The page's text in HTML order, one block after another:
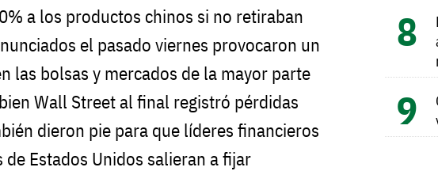
a los productos chinos si no retiraban
el pasado viernes provocaron un
las bolsas y mercados de la mayor parte
Wall Street al final registró pérdidas
dieron pie para que líderes financieros
de Estados Unidos salieran a fijar